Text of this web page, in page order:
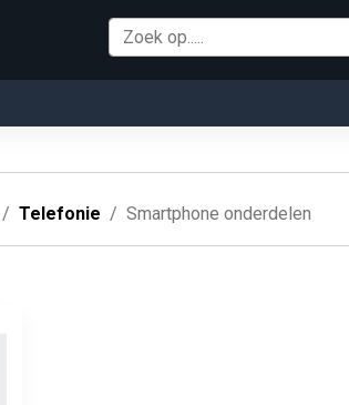
Telefonie Smartphone onderdelen